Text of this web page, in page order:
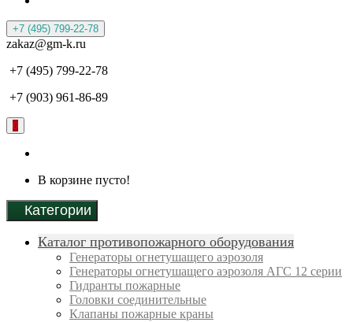
+7 (495) 799-22-78
zakaz@gm-k.ru
+7 (495) 799-22-78
+7 (903) 961-86-89
0
В корзине пусто!
Категории
Каталог противопожарного оборудования
Генераторы огнетушащего аэрозоля
Генераторы огнетушащего аэрозоля АГС 12 серии
Гидранты пожарные
Головки соединительные
Клапаны пожарные краны